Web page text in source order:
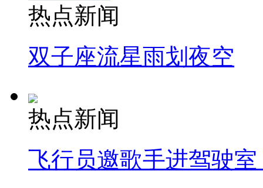
热点新闻
双子座流星雨划夜空
热点新闻
飞行员邀歌手进驾驶